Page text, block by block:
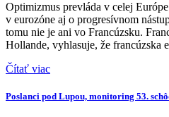
Optimizmus prevláda v celej
v eurozóne aj o progresívnom
tomu nie je ani vo Francúzsku.
Hollande, vyhlasuje, že francúzska
Čítať viac
Poslanci pod Lupou, monitoring 53.